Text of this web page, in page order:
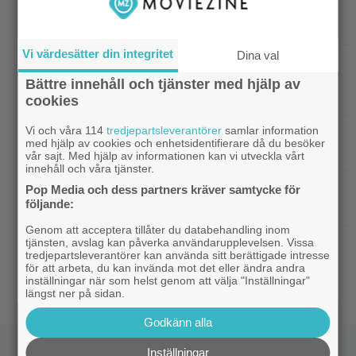
Undvik på tv: 2019 kom en skrämmande
Inatt på tv: Dyr filmatisering av
klassiker blev en jättesuccé – 97% på Rotten
Tomatoes
HBO Max| Svensk superhjältefilm landar på HBO
Max idag: ”Oväntat charmig”
Klassiker|En av tidernas bästa komedifilmer
fyller 100 år – streama den hos SVT Play
Disney| Kvällens tv-tips: En nästan perfekt
Pixarfilm kom 2007 – nu för första gången på
SVT
Vi värdesätter din integritet Dina val
Bättre innehåll och tjänster med hjälp av
cookies
Vi och våra 114tredjepartsleverantörer samlar information
med hjälp av cookies och enhetsidentifierare då du besöker
vår sajt. Med hjälp av informationen kan vi utveckla vårt
innehåll och våra tjänster.
Pop Media och dess partners kräver samtycke för
följande:
Genom att acceptera tillåter du databehandling inom
tjänsten, avslag kan påverka användarupplevelsen. Vissa
tredjepartsleverantörer kan använda sitt berättigade intresse
för att arbeta, du kan invända mot det eller ändra andra
inställningar när som helst genom att välja "Inställningar"
längst ner på sidan.
Godkänn alla
Inställningar